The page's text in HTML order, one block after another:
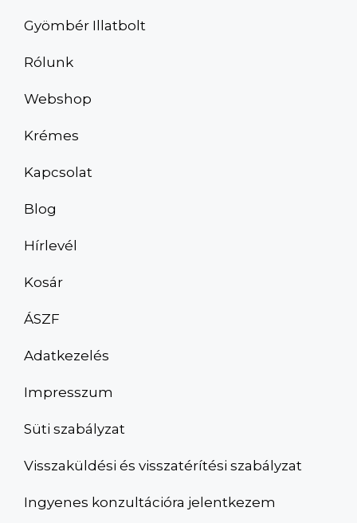
Gyömbér Illatbolt
Rólunk
Webshop
Krémes
Kapcsolat
Blog
Hírlevél
Kosár
ÁSZF
Adatkezelés
Impresszum
Süti szabályzat
Visszaküldési és visszatérítési szabályzat
Ingyenes konzultációra jelentkezem